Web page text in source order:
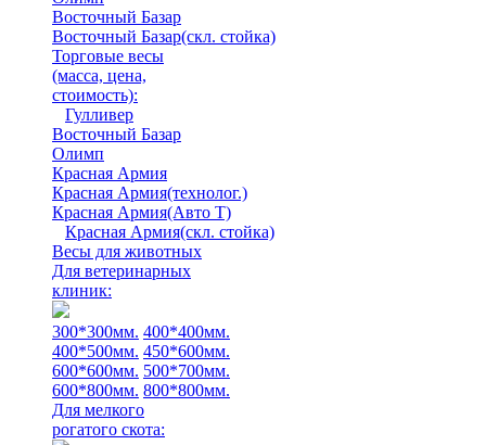
Восточный Базар
Восточный Базар(скл. стойка)
Торговые весы
(масса, цена,
стоимость):
Гулливер
Восточный Базар
Олимп
Красная Армия
Красная Армия(технолог.)
Красная Армия(Авто Т)
Красная Армия(скл. стойка)
Весы для животных
Для ветеринарных
клиник:
300*300мм. 400*400мм.
400*500мм. 450*600мм.
600*600мм. 500*700мм.
600*800мм. 800*800мм.
Для мелкого
рогатого скота: